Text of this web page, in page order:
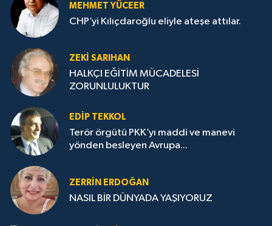
MEHMET YÜCEER
CHP’yi Kılıçdaroğlu eliyle ateşe attılar.
ZEKI SARIHAN
HALKÇI EĞİTİM MÜCADELESİ
ZORUNLULUKTUR
EDIP TEKKOL
Terör örgütü PKK’yı maddi ve manevi
yönden besleyen Avrupa...
ZERRIN ERDOĞAN
NASIL BİR DÜNYADA YAŞIYORUZ